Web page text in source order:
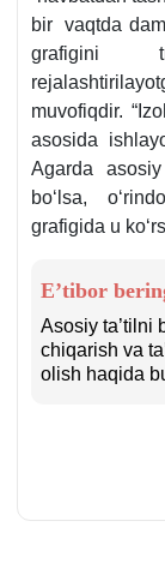
bir vaqtda
grafigini
muvofiqdir.
asosida
Agarda
boʻlsa,
grafigida u
E’tibor
Asosiy ta’tilni
chiqarish va
olish haqida